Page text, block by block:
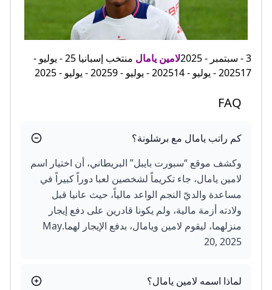
3 - سبتمبر - 2025 لامين يامال
منتخب إسبانيا 25 - يوليو -
202517 - يوليو - 202514 - يوليو - 20259 - يوليو - 2025
FAQ
كم راتب يامال مع برشلونة؟
وكشف موقع “سبورت بايبل” البريطاني، أن اختيار اسم
لامين يامال، جاء تكريماً لشخصين لعبا دوراً كبيراً في
مساعدة والديّ النجم الواعد مالياً، حيث عانيا قبل
ولادته أزمة مالية، ولم يكونا قادرين على دفع إيجار
منزلهما، ليقوم لامين ويامال، بدفع الإيجار لهما.May
20, 2025
لماذا اسمه لامين يامال؟